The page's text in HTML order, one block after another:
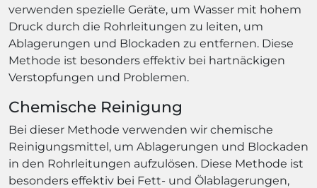
verwenden spezielle Geräte, um Wasser mit hohem
Druck durch die Rohrleitungen zu leiten, um
Ablagerungen und Blockaden zu entfernen. Diese
Methode ist besonders effektiv bei hartnäckigen
Verstopfungen und Problemen.
Chemische Reinigung
Bei dieser Methode verwenden wir chemische
Reinigungsmittel, um Ablagerungen und Blockaden
in den Rohrleitungen aufzulösen. Diese Methode ist
besonders effektiv bei Fett- und Ölablagerungen,